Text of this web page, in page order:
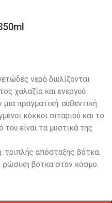
νερό διυλίζονται
χαλαζία και ενεργού
πραγματική. αυθεντική
κόκκοι σιταριού και το
είναι τα μυστικά της
τριπλής απόσταξης βότκα.
ρώσικη βότκα στον κόσμο.